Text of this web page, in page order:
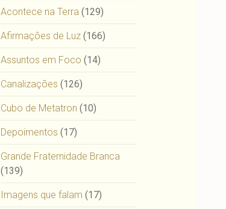
Acontece na Terra (129)
Afirmações de Luz (166)
Assuntos em Foco (14)
Canalizações (126)
Cubo de Metatron (10)
Depoimentos (17)
Grande Fraternidade Branca
(139)
Imagens que falam (17)